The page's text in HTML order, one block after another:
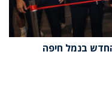
בנמל חיפה